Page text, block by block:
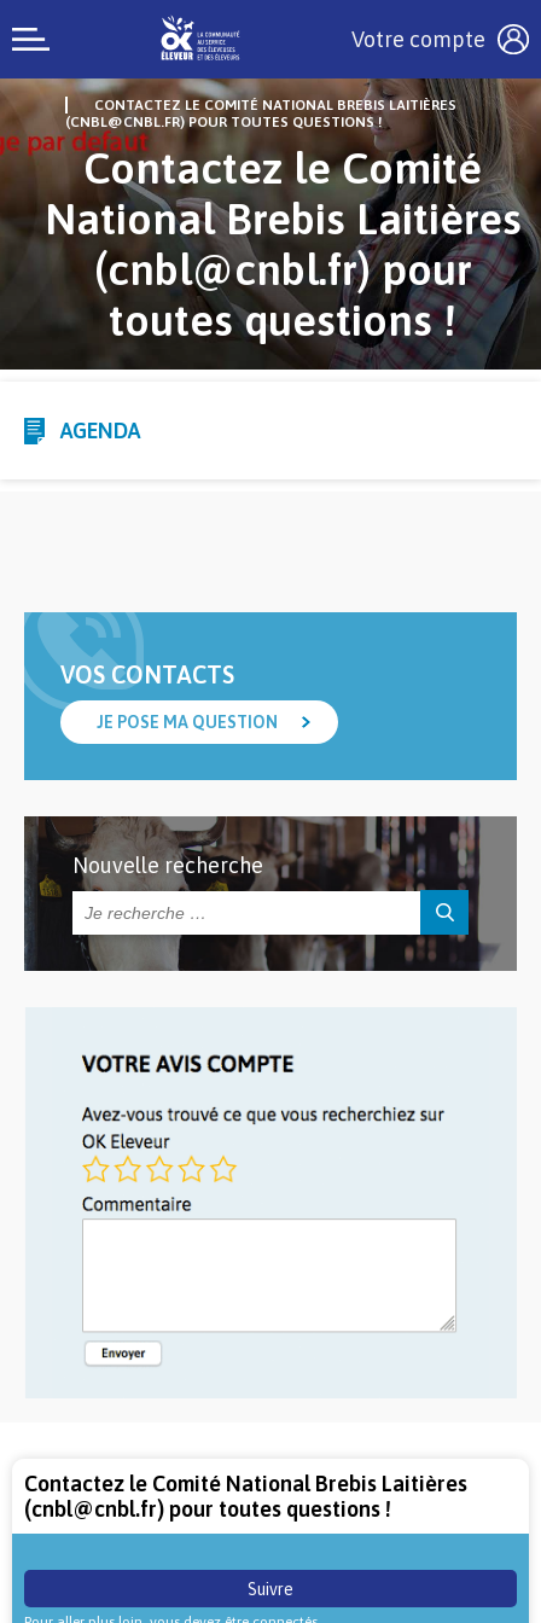
Votre compte
CONTACTEZ LE COMITÉ NATIONAL BREBIS LAITIÈRES
(CNBL@CNBL.FR) POUR TOUTES QUESTIONS !
Contactez le Comité
National Brebis Laitières
(cnbl@cnbl.fr) pour
toutes questions !
AGENDA
VOS CONTACTS
JE POSE MA QUESTION
Nouvelle recherche
Contactez le Comité National Brebis Laitières
(cnbl@cnbl.fr) pour toutes questions !
Suivre